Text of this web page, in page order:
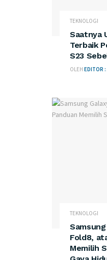
TEKNOLOGI
Saatnya
Terbaik
S23
OLEH EDITOR :
TEKNOLOGI
Fold8,
Memilih